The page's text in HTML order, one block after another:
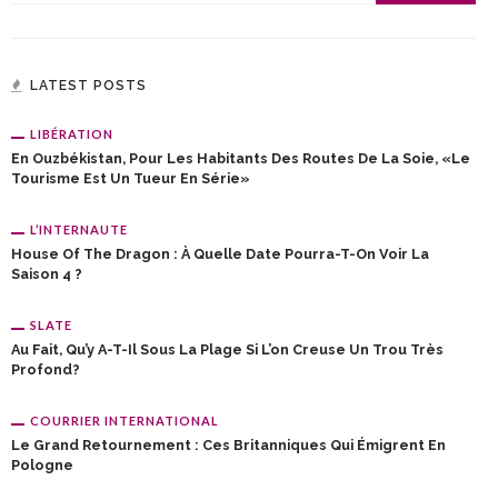
LATEST POSTS
LIBÉRATION
En Ouzbékistan, Pour Les Habitants Des Routes De La Soie, «le
Tourisme Est Un Tueur En Série»
L’INTERNAUTE
House Of The Dragon : À Quelle Date Pourra-T-On Voir La
Saison 4 ?
SLATE
Au Fait, Qu’y A-T-Il Sous La Plage Si L’on Creuse Un Trou Très
Profond?
COURRIER INTERNATIONAL
Le Grand Retournement : Ces Britanniques Qui Émigrent En
Pologne